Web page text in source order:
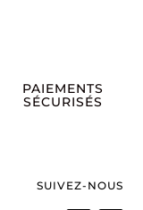
PAIEMENTS
SÉCURISÉS
SUIVEZ-NOUS